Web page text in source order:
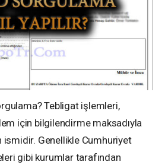
Tebligat işlemleri,
için bilgilendirme maksadıyla
Genellikle Cumhuriyet
gibi kurumlar tarafından